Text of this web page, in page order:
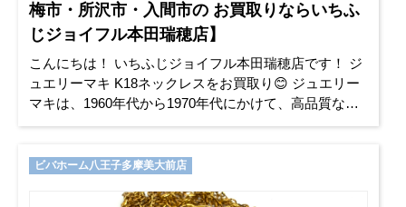
梅市・所沢市・入間市の お買取りならいちふ
じジョイフル本田瑞穂店】
こんにちは！ いちふじジョイフル本田瑞穂店です！ ジ
ュエリーマキ K18ネックレスをお買取り😊 ジュエリー
マキは、1960年代から1970年代にかけて、高品質なジ
ュエリーを 提
ビバホーム八王子多摩美大前店